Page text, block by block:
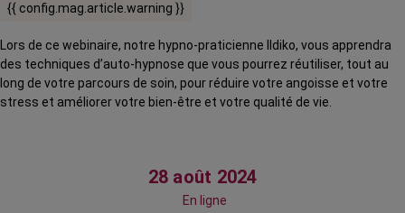
{{ config.mag.article.warning }}
Lors de ce webinaire, notre hypno-praticienne Ildiko, vous apprendra
des techniques d’auto-hypnose que vous pourrez réutiliser, tout au
long de votre parcours de soin, pour réduire votre angoisse et votre
stress et améliorer votre bien-être et votre qualité de vie.
28 août 2024
En ligne